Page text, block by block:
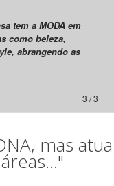
tem a MODA em
como beleza,
abrangendo as
3 / 3
mas atua